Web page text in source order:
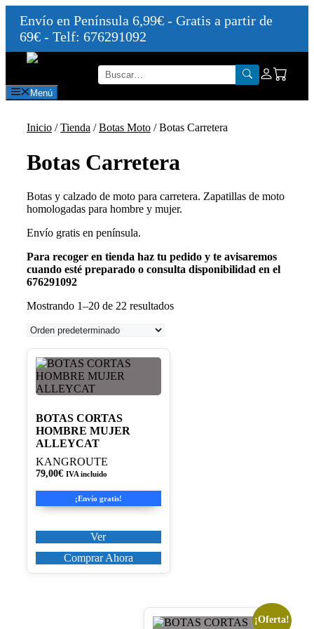
Envío en Península 6,99€ - Gratis a partir de
69€ - Telf: 676291092
Saltar
contenido
Menú
Inicio /Tienda /Botas Moto / Botas Carretera
Botas Carretera
Botas y calzado de moto para carretera. Zapatillas de moto
homologadas para hombre y mujer.
Envío gratis en península.
Para recoger en tienda haz tu pedido y te avisaremos
cuando esté preparado o consulta disponibilidad en el
676291092
Mostrando 1–20 de 22 resultados
BOTAS CORTAS
HOMBRE MUJER
ALLEYCAT
KANGROUTE
79,00€ IVA incluido
¡Envío gratis!
Ver
Este
producto
tiene
variantes.
Las
opciones
se
pueden
elegir
en
página
Comprar Ahora
¡Oferta!
Este